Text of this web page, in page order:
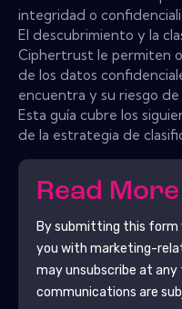
integridad o
El descubrimiento y la
Ciphertrust le permiten
de los datos
encuentra y su riesgo de
Esta guía cubre los
de la estrategia de
Read More
By submitting this form
you with marketing-
may unsubscribe at any
communications are